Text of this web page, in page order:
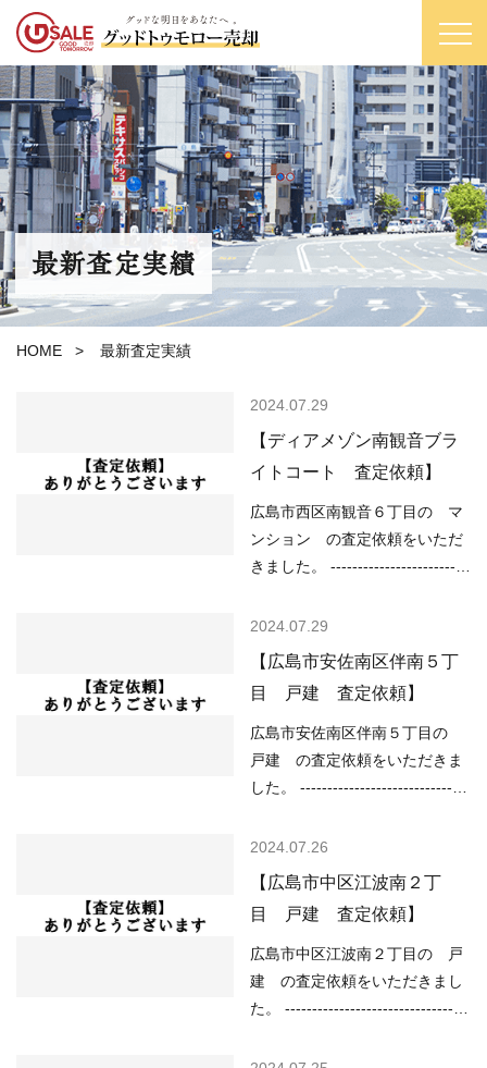
最新査定実績
HOME > 最新査定実績
2024.07.29
【ディアメゾン南観音ブラ
イトコート 査定依頼】
広島市西区南観音６丁目の マ
ンション の査定依頼をいただ
きました。 -------------------------
------------ （用途地域）第二種
（洪水）浸水想定深さ0.5～
3.0m未満の区域 （高潮）予想
浸水深さ2ｍ以上5ｍ未満 （内
水）浸水想定深さ0.2ｍ以上
（津波）浸水想定深さ2.0m以上
----------------------------------------
いては、 ○住宅ローンが低金利
で不動産を買いやすい ○売り物
件が少なく、物件を探している
人が多い などの状況ですので、
「不動産売却のやり方によっ…
2024.07.29
【広島市安佐南区伴南５丁
目 戸建 査定依頼】
広島市安佐南区伴南５丁目の
戸建 の査定依頼をいただきま
した。 -------------------------------
------ （用途地域）第一種低層住
（道路）北6.00ｍ （土砂災害）
該当なし （洪水）該当なし
（高潮）該当なし （内水）該当
なし （津波）該当なし -----------
----------------------------------------
動産市況については、 ○住宅ロ
2024.07.26
【広島市中区江波南２丁
目 戸建 査定依頼】
広島市中区江波南２丁目の 戸
建 の査定依頼をいただきまし
た。 ----------------------------------
--- （用途地域）第一種住居地域